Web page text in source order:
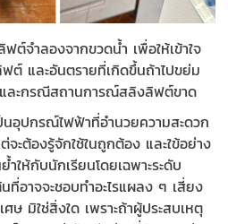
ลองจากขวดน้ำ เพื่อให้เข้าใจ
ต์ และอันตรายที่เกิดขึ้นถ้าไปขย่ม
และกรณีสถานการณ์สลิงลิฟต์ขาด
กรณ์ไฟฟ้าที่อำนวยความสะดวก
ะต้องรู้จักใช้ในถูกต้อง และใข้อย่าง
ำให้กับนักเรียนโดยเฉพาะระดับ
อาจจะชอบทำอะไรแผลง ๆ เสี่ยง
ษ มิใช่สิ่งใด เพราะถ้าผู้ประสบเหตุ